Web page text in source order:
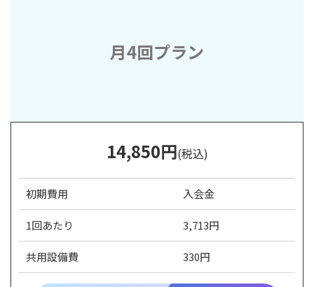
月4回プラン
14,850円(税込)
初期費用 入会金
1回あたり 3,713円
共用設備費 330円